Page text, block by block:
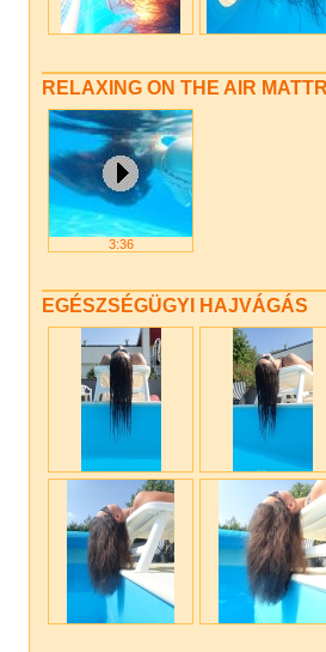
RELAXING ON THE AIR
3:36
EGÉSZSÉGÜGYI HAJVÁGÁS